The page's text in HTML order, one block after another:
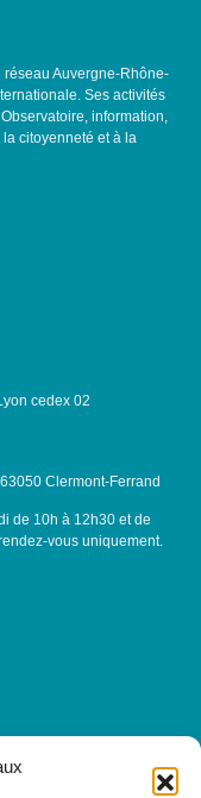
réseau Auvergne-Rhône-
Ses activités
information,
citoyenneté et à la
cedex 02
Clermont-Ferrand
de 10h à 12h30 et de
vous uniquement.